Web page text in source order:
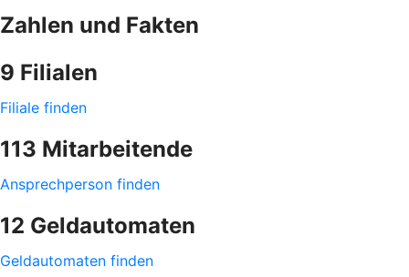
Zahlen und Fakten
9 Filialen
Filiale finden
113 Mitarbeitende
Ansprechperson finden
12 Geldautomaten
Geldautomaten finden